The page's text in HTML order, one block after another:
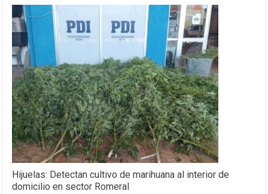
Felipe:
En
terminal
de
buses
capturan
a
presunto
homicida
de
ciudadano
Venezolano
Hijuelas: Detectan cultivo de marihuana al interior de
domicilio en sector Romeral